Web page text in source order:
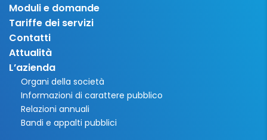
Moduli e domande
Tariffe dei servizi
Contatti
Attualità
L’azienda
Organi della società
Informazioni di carattere pubblico
Relazioni annuali
Bandi e appalti pubblici